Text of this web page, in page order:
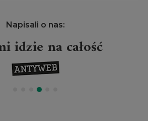
Napisali o nas:
idzie na całość